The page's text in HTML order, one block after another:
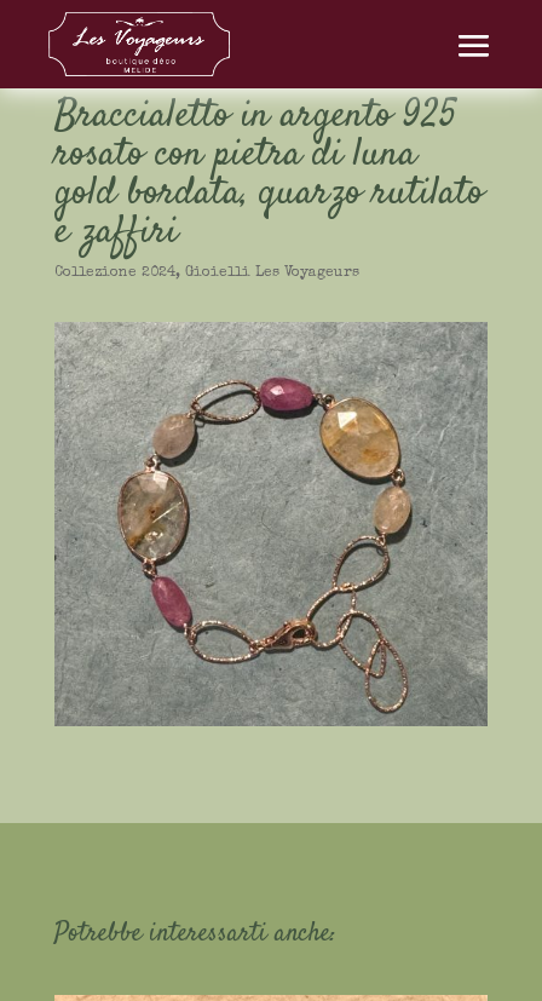
Braccialetto in argento 925
rosato con pietra di luna
gold bordata, quarzo rutilato
e zaffiri
Collezione 2024, Gioielli Les Voyageurs
Potrebbe interessarti anche: